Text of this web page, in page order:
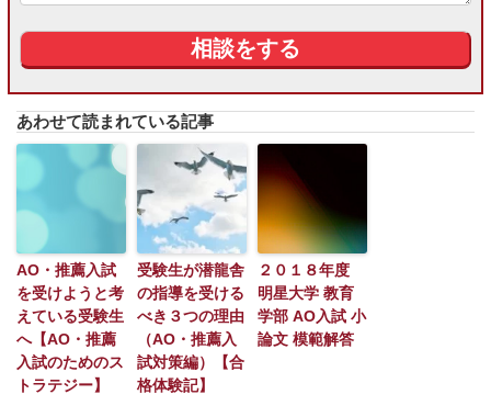
あわせて読まれている記事
AO・推薦入試
を受けようと考
えている受験生
へ【AO・推薦
入試のためのス
トラテジー】
受験生が潜龍舎
の指導を受ける
べき３つの理由
（AO・推薦入
試対策編）【合
格体験記】
２０１８年度
明星大学 教育
学部 AO入試 小
論文 模範解答